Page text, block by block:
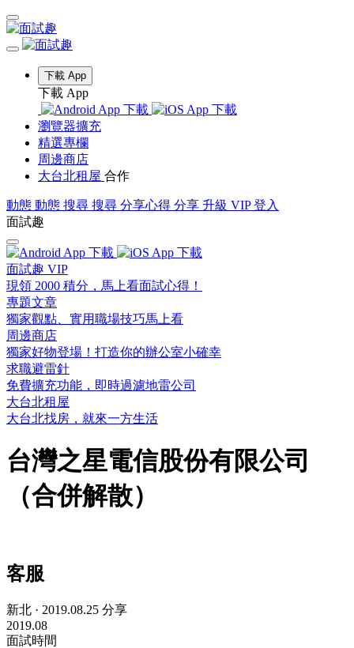
下載 App
下載 App
瀏覽器擴充
精選專欄
周邊商店
大台北租屋 合作
動態 動態 搜尋 搜尋 分享心得 分享 升級 VIP 登入
面試趣
面試趣 VIP
現領 2000 積分，馬上看面試心得！
專題文章
獨家觀點、實用職場技巧馬上看
周邊商店
獨家好物登場！打造你的辦公室小確幸
求職避雷針
免費擴充功能，即時過濾地雷公司
大台北租屋
大台北找房，就來一方生活
台灣之星電信股份有限公司
（合併解散）
客服
新北 · 2019.08.25 分享
2019.08
面試時間